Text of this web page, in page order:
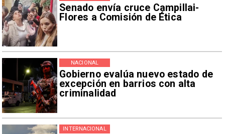
Senado envía cruce Campillai-
Flores a Comisión de Ética
Gobierno evalúa nuevo estado de
excepción en barrios con alta
criminalidad
NACIONAL
INTERNACIONAL